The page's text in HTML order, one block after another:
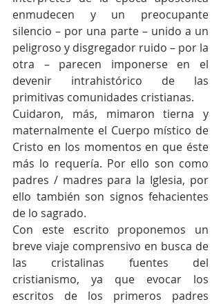
enmudecen y un preocupante
silencio – por una parte – unido a un
peligroso y disgregador ruido – por la
otra – parecen imponerse en el
devenir intrahistórico de las
primitivas comunidades cristianas.
Cuidaron, más, mimaron tierna y
maternalmente el Cuerpo místico de
Cristo en los momentos en que éste
más lo requería. Por ello son como
padres / madres para la Iglesia, por
ello también son signos fehacientes
de lo sagrado.
Con este escrito proponemos un
breve viaje comprensivo en busca de
las cristalinas fuentes del
cristianismo, ya que evocar los
escritos de los primeros padres